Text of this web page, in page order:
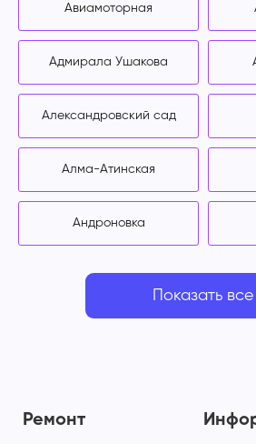
Авиамоторная
Адмирала Ушакова
Александровский сад
Алма-Атинская
Андроновка
Показать все
Ремонт